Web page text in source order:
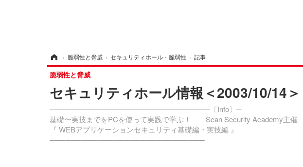
› 脆弱性と脅威 › セキュリティホール・脆弱性 › 記事
セキュリティホール情報＜2003/10/14＞
──────────────────────────────〔Info〕─
基礎〜実技までをPCを使って実践で学ぶ！ Scan Security Academy主催
『 WEBアプリケーションセキュリティ基礎編・実技編 』
─────────────────────────────
脆弱性と脅威